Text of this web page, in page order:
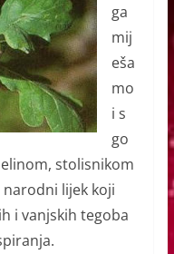
ga
mij
eša
mo
i s
go
stolisnikom
lijek koji
i vanjskih tegoba